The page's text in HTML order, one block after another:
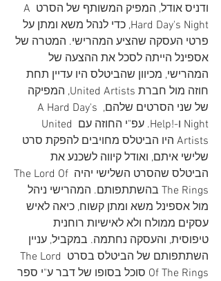
ודניס אודל, המפיק המשותף של הסרט A
Hard Day's Night, כדי לנהל משא ומתן על
פרטי העסקה שהציע המהרישי. המטרה של
אספינל הייתה לסכל את ההצעה של
המהרישי, מכיוון שהביטלס היו עדיין תחת
חוזה מול חברת United Artists, המפיקה
של שני הסרטים שלהם, A Hard Day's
Night ו-!Help. עפ"י החוזה עם United
Artists היו הביטלס מחויבים להפקת סרט
שלישי איתם, ואודל קיווה לשכנע את
הביטלס שהסרט השלישי יהיה The Lord Of
The Rings בהשתתפותם. המהרישי ניהל
מול אספינל משא ומתן קשוח, כיאה לאיש
עסקים ממולח ולא לאישיות רוחנית
טיפוסית, והעסקה נחתמה. במקביל, עניין
השתתפותם של הביטלס בסרט The Lord
Of The Rings סוכל בסופו של דבר ע"י ספר